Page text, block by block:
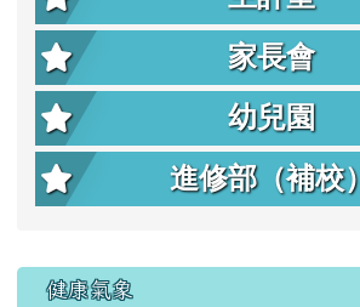
家長會
幼兒園
進修部（補校）
右邊區域內容
健康氣象